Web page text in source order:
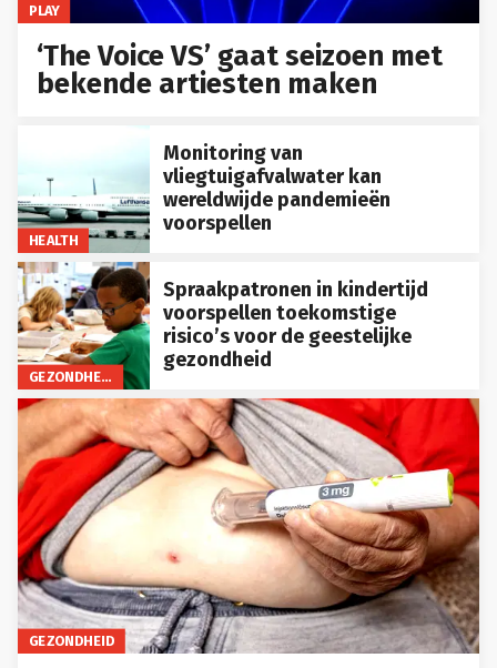
PLAY
‘The Voice VS’ gaat seizoen met
bekende artiesten maken
HEALTH
Monitoring van
vliegtuigafvalwater kan
wereldwijde pandemieën
voorspellen
GEZONDHEID
Spraakpatronen in kindertijd
voorspellen toekomstige
risico’s voor de geestelijke
gezondheid
GEZONDHEID